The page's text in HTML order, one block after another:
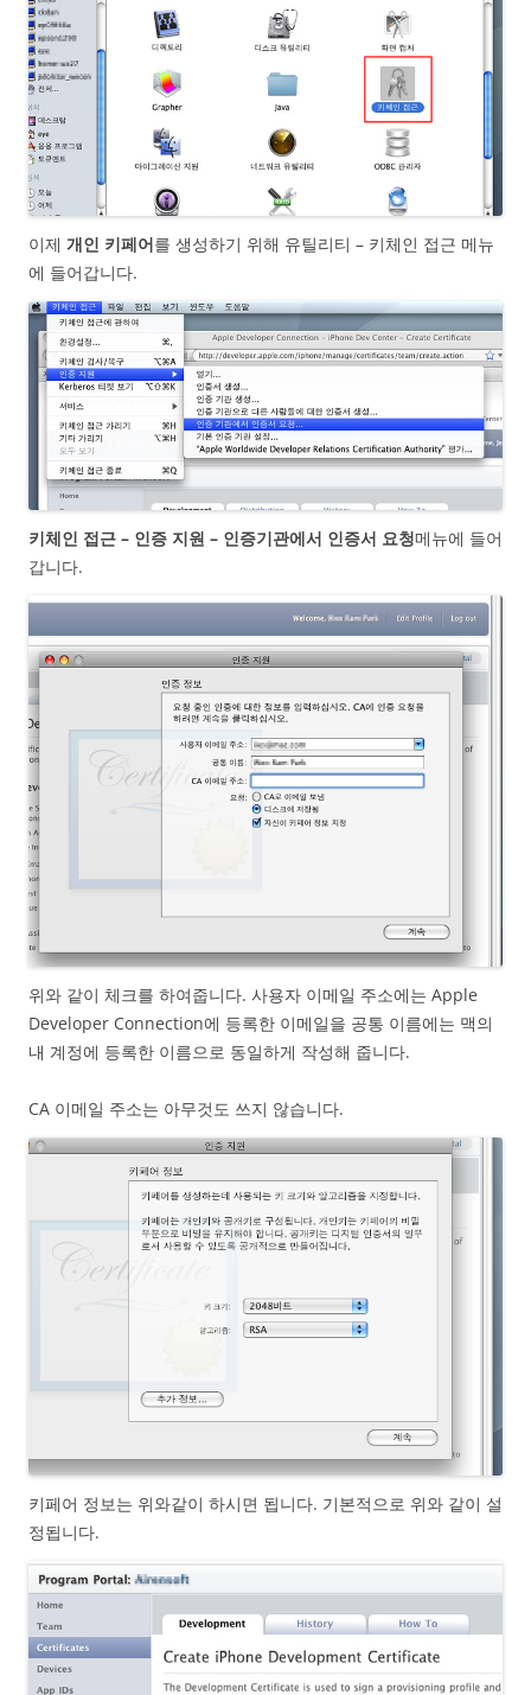
이제 개인 키페어를 생성하기 위해 유틸리티 – 키체인 접근 메뉴
에 들어갑니다.
키체인 접근 – 인증 지원 – 인증기관에서 인증서 요청메뉴에 들어
갑니다.
위와 같이 체크를 하여줍니다. 사용자 이메일 주소에는 Apple
Developer Connection에 등록한 이메일을 공통 이름에는 맥의
내 계정에 등록한 이름으로 동일하게 작성해 줍니다.
CA 이메일 주소는 아무것도 쓰지 않습니다.
키페어 정보는 위와같이 하시면 됩니다. 기본적으로 위와 같이 설
정됩니다.